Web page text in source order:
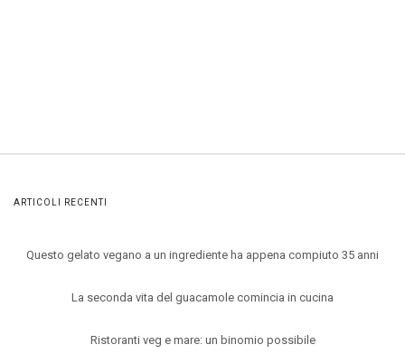
ARTICOLI RECENTI
Questo gelato vegano a un ingrediente ha appena compiuto 35 anni
La seconda vita del guacamole comincia in cucina
Ristoranti veg e mare: un binomio possibile